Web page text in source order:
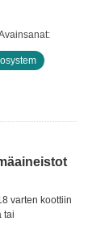
varten koottiin
tai